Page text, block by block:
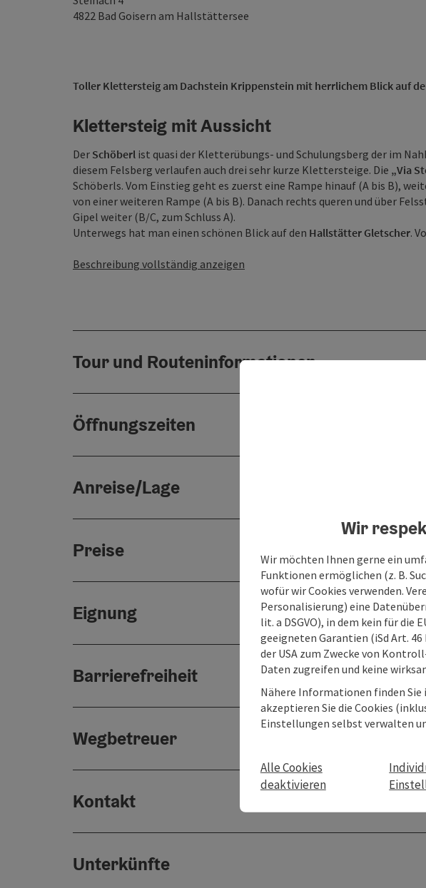
4822 Bad Goisern am Hallstättersee
Toller Klettersteig am Dachstein Krippenstein mit herrlichem Blick auf
Klettersteig mit Aussicht
Der Schöberl ist quasi der Kletterübungs- und Schulungsberg der im
diesem Felsberg verlaufen auch drei sehr kurze Klettersteige. Die „Via
Schöberls. Vom Einstieg geht es zuerst eine Rampe hinauf (A bis B),
von einer weiteren Rampe (A bis B). Danach rechts queren und über
Gipel weiter (B/C, zum Schluss A).
Unterwegs hat man einen schönen Blick auf den Hallstätter Gletscher.
Beschreibung vollständig anzeigen
Tour und Routeninformationen
Öffnungszeiten
Anreise/Lage
Preise
Eignung
Barrierefreiheit
Wegbetreuer
Kontakt
Unterkünfte
Wir
Wir möchten Ihnen gerne ein
Funktionen ermöglichen (z. B.
wofür wir Cookies verwenden.
Personalisierung) eine
lit. a DSGVO), in dem kein für die
geeigneten Garantien (iSd Art. 46
der USA zum Zwecke von
Daten zugreifen und keine
Nähere Informationen finden
akzeptieren Sie die Cookies
Einstellungen selbst verwalten
Alle Cookies
deaktivieren